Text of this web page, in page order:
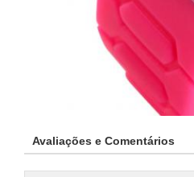
Avaliações e Comentários